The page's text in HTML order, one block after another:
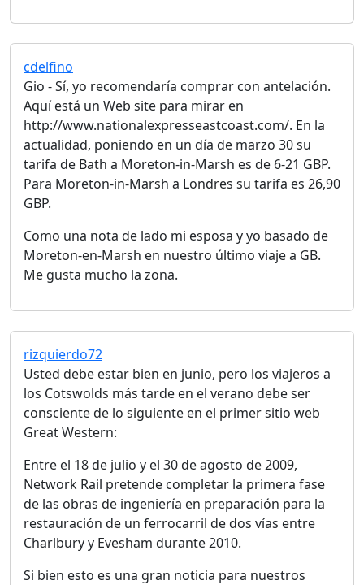
cdelfino
Gio - Sí, yo recomendaría comprar con antelación.
Aquí está un Web site para mirar en
http://www.nationalexpresseastcoast.com/. En la
actualidad, poniendo en un día de marzo 30 su
tarifa de Bath a Moreton-in-Marsh es de 6-21 GBP.
Para Moreton-in-Marsh a Londres su tarifa es 26,90
GBP.
Como una nota de lado mi esposa y yo basado de
Moreton-en-Marsh en nuestro último viaje a GB.
Me gusta mucho la zona.
rizquierdo72
Usted debe estar bien en junio, pero los viajeros a
los Cotswolds más tarde en el verano debe ser
consciente de lo siguiente en el primer sitio web
Great Western:
Entre el 18 de julio y el 30 de agosto de 2009,
Network Rail pretende completar la primera fase
de las obras de ingeniería en preparación para la
restauración de un ferrocarril de dos vías entre
Charlbury y Evesham durante 2010.
Si bien esto es una gran noticia para nuestros